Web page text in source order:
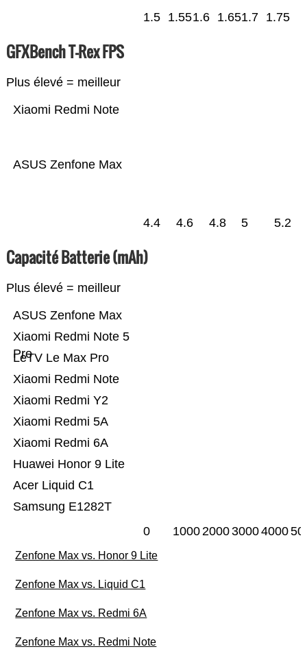
1.5 1.551.6 1.651.7 1.75
GFXBench T-Rex FPS
Plus élevé = meilleur
ASUS Zenfone Max
Xiaomi Redmi Note
4.4 4.6 4.8 5 5.2
Capacité Batterie (mAh)
Plus élevé = meilleur
Samsung E1282T
Acer Liquid C1
Huawei Honor 9 Lite
Xiaomi Redmi 6A
Xiaomi Redmi 5A
Xiaomi Redmi Y2
Xiaomi Redmi Note
LeTV Le Max Pro
Xiaomi Redmi Note 5
Pro
ASUS Zenfone Max
0 1000200030004000
Zenfone Max vs. Honor 9 Lite
Zenfone Max vs. Liquid C1
Zenfone Max vs. Redmi 6A
Zenfone Max vs. Redmi Note